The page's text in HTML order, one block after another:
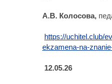
А.В. Колосова,
https://uchitel.club/
ekzamena-na-
12.05.26